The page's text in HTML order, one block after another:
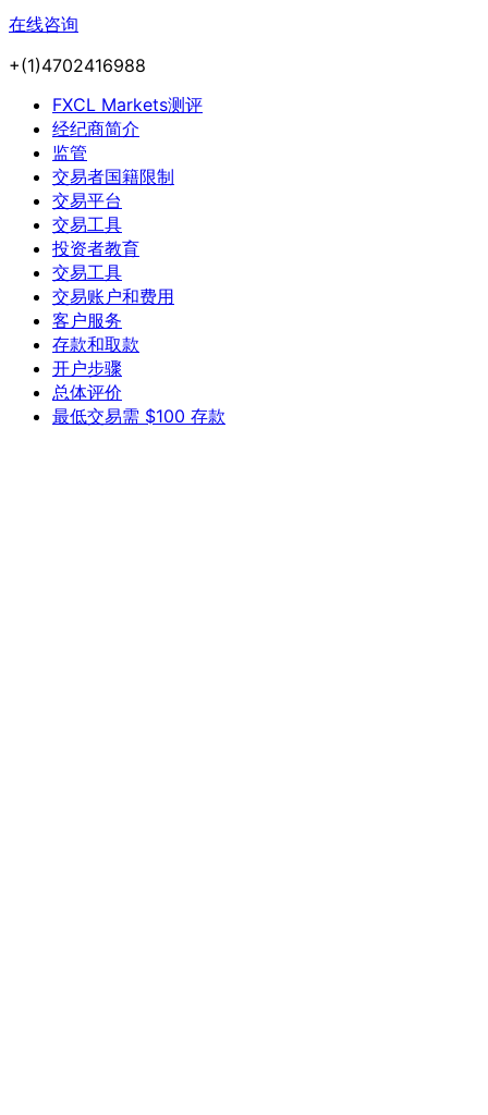
在线咨询
+(1)4702416988
FXCL Markets测评
经纪商简介
监管
交易者国籍限制
交易平台
交易工具
投资者教育
交易工具
交易账户和费用
客户服务
存款和取款
开户步骤
总体评价
最低交易需 $100 存款